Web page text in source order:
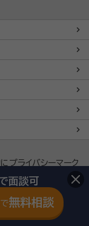
プライバシーマーク
の株式会社鎌倉新
面談可
で無料相談